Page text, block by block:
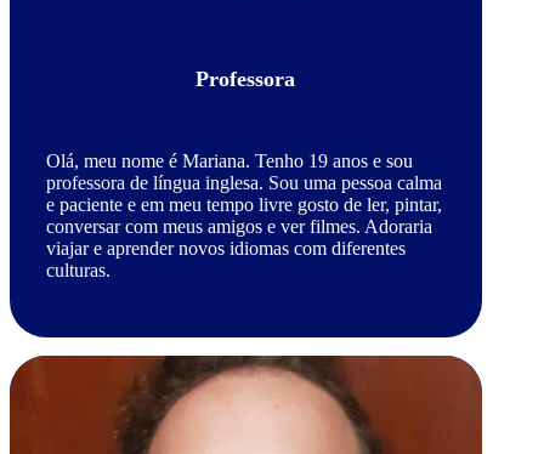
Professora
Olá, meu nome é Mariana. Tenho 19 anos e sou
professora de língua inglesa. Sou uma pessoa calma
e paciente e em meu tempo livre gosto de ler, pintar,
conversar com meus amigos e ver filmes. Adoraria
viajar e aprender novos idiomas com diferentes
culturas.